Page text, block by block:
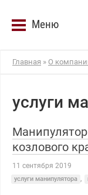
Меню
Главная » О
услуги
козлового
11 сентября 2019
услуги манипулятора ,